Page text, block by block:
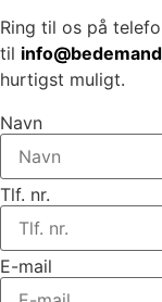
Ring til os på
til
hurtigst muligt.
Navn
Tlf. nr.
E-mail